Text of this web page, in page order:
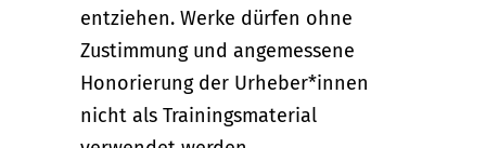
entziehen. Werke dürfen ohne
Zustimmung und angemessene
Honorierung der Urheber*innen
nicht als Trainingsmaterial